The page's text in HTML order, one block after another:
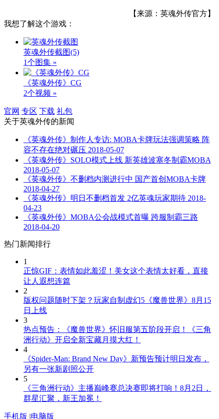
【来源：英魂外传官方】
我想了解这个游戏：
英魂外传截图(5)
1个图集 »
《英魂外传》CG
2个视频 »
官网 专区 下载 礼包
关于英魂外传的新闻
《英魂外传》制作人专访: MOBA卡牌玩法强调策略 阵
容不存在绝对碾压 2018-05-07
《英魂外传》SOLO模式上线 新英雄波塞冬制霸MOBA
2018-05-07
《英魂外传》不删档内测进行中 国产首创MOBA卡牌
2018-04-27
《英魂外传》明日不删档首发 2亿英魂玩家期待 2018-
04-23
《英魂外传》MOBA公会战模式首曝 跨服制霸三路
2018-04-20
热门新闻排行
1
正惊GIF：表情如此羞涩！美女这个表情太好看，直接
让人遐想连篇
2
版权问题随时下架？玩家自制虚幻5《魔兽世界》8月15
日上线
3
热点预告：《魔兽世界》怀旧服第五阶段开启！《三角
洲行动》开启全新宝藏月摸大红！
4
《Spider-Man: Brand New Day》新预告预计明日发布，
另有一张新剧照公开
5
《三角洲行动》主播巅峰赛总决赛即将打响！8月2日，
群星汇聚，新王加冕！
手机版 |电脑版